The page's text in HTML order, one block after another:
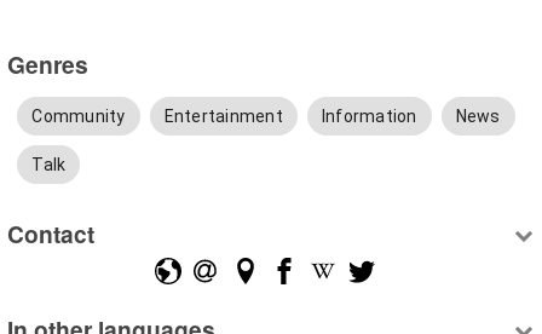
Genres
Community Entertainment Information News
Talk
Contact